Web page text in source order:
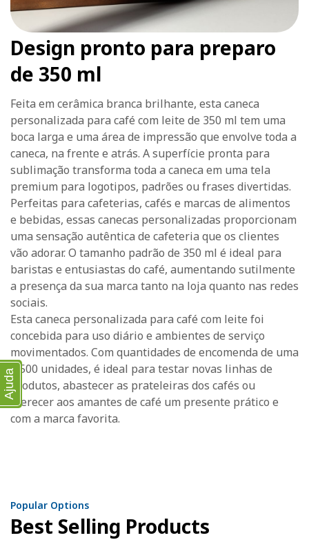
Design pronto para preparo
de 350 ml
Feita em cerâmica branca brilhante, esta caneca
personalizada para café com leite de 350 ml tem uma
boca larga e uma área de impressão que envolve toda a
caneca, na frente e atrás. A superfície pronta para
sublimação transforma toda a caneca em uma tela
premium para logotipos, padrões ou frases divertidas.
Perfeitas para cafeterias, cafés e marcas de alimentos
e bebidas, essas canecas personalizadas proporcionam
uma sensação autêntica de cafeteria que os clientes
vão adorar. O tamanho padrão de 350 ml é ideal para
baristas e entusiastas do café, aumentando sutilmente
a presença da sua marca tanto na loja quanto nas redes
sociais.
Esta caneca personalizada para café com leite foi
concebida para uso diário e ambientes de serviço
movimentados. Com quantidades de encomenda de uma
a 500 unidades, é ideal para testar novas linhas de
produtos, abastecer as prateleiras dos cafés ou
oferecer aos amantes de café um presente prático e
com a marca favorita.
Popular Options
Best Selling Products
Ajuda